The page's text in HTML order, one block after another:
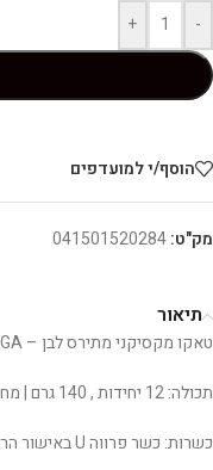
-
+
הוסף/י למועדפים
מק"ט:041501520284
תיאור
טאקו מקסיקני מתירס לבן – ORTEGA (ללא גלוטן)
תכולה: 12 יחידות , 140 גרם | מחיר ל100 גרם: 21.57₪
כשרות: כשר פרווה U באישור הרבנות הראשית לישראל